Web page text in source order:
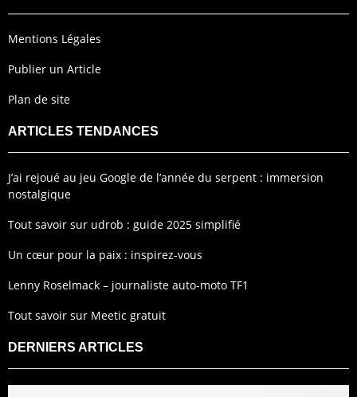
Mentions Légales
Publier un Article
Plan de site
ARTICLES TENDANCES
J’ai rejoué au jeu Google de l’année du serpent : immersion
nostalgique
Tout savoir sur udrob : guide 2025 simplifié
Un cœur pour la paix : inspirez-vous
Lenny Roselmack – journaliste auto-moto TF1
Tout savoir sur Meetic gratuit
DERNIERS ARTICLES